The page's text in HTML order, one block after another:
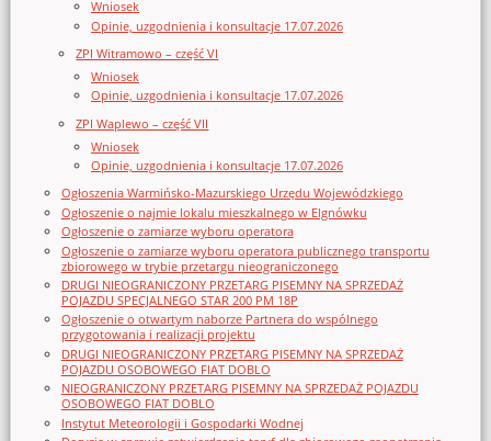
Wniosek
Opinie, uzgodnienia i konsultacje 17.07.2026
ZPI Witramowo – część VI
Wniosek
Opinie, uzgodnienia i konsultacje 17.07.2026
ZPI Waplewo – część VII
Wniosek
Opinie, uzgodnienia i konsultacje 17.07.2026
Ogłoszenia Warmińsko-Mazurskiego Urzędu Wojewódzkiego
Ogłoszenie o najmie lokalu mieszkalnego w Elgnówku
Ogłoszenie o zamiarze wyboru operatora
Ogłoszenie o zamiarze wyboru operatora publicznego transportu
zbiorowego w trybie przetargu nieograniczonego
DRUGI NIEOGRANICZONY PRZETARG PISEMNY NA SPRZEDAŻ
POJAZDU SPECJALNEGO STAR 200 PM 18P
Ogłoszenie o otwartym naborze Partnera do wspólnego
przygotowania i realizacji projektu
DRUGI NIEOGRANICZONY PRZETARG PISEMNY NA SPRZEDAŻ
POJAZDU OSOBOWEGO FIAT DOBLO
NIEOGRANICZONY PRZETARG PISEMNY NA SPRZEDAŻ POJAZDU
OSOBOWEGO FIAT DOBLO
Instytut Meteorologii i Gospodarki Wodnej